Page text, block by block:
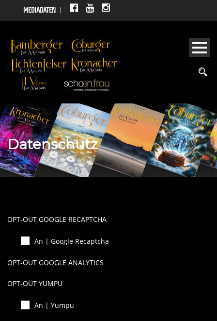
MEDIADATEN
Datenschutz
OPT-OUT GOOGLE RECAPTCHA
Google Recaptcha
OPT-OUT GOOGLE ANALYTICS
OPT-OUT YUMPU
Yumpu